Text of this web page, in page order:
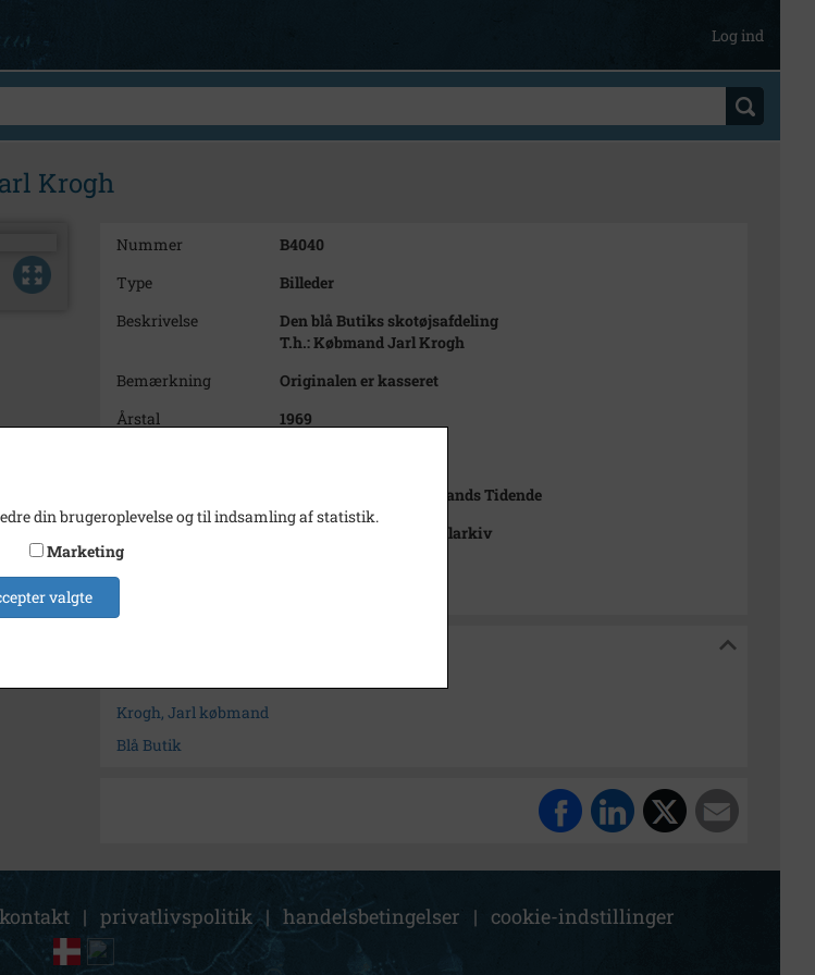
Log ind
Krogh
Nummer
B4040
Type
Billeder
Beskrivelse
Den blå Butiks skotøjsafdeling
T.h.: Købmand Jarl Krogh
Bemærkning
Originalen er kasseret
Årstal
1969
Steen Rasmussen Sjællands Tidende
Arkiv
Slagelse Stads- og Lokalarkiv
Krogh, Jarl købmand
Blå Butik
kontakt | privatlivspolitik | handelsbetingelser | cookie-indstillinger
din brugeroplevelse og til indsamling af statistik.
Marketing
valgte